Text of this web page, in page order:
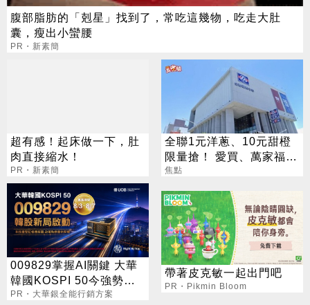
腹部脂肪的「剋星」找到了，常吃這幾物，吃走大肚
囊，瘦出小蠻腰
PR・新素簡
超有感！起床做一下，肚
肉直接縮水！
PR・新素簡
全聯1元洋蔥、10元甜橙
限量搶！ 愛買、萬家福
「滿額9折」 中元優惠一
焦點
009829掌握AI關鍵 大華
韓國KOSPI 50今強勢開
募
PR・大華銀全能行銷方案
帶著皮克敏一起出門吧
PR・Pikmin Bloom